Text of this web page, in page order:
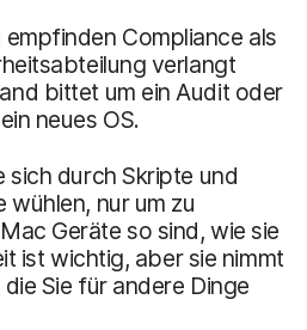
Compliance als
verlangt
bittet um ein Audit oder
neues OS.
sich durch Skripte und
nur um zu
Geräte so sind, wie sie
ist wichtig, aber sie nimmt
Sie für andere Dinge